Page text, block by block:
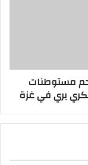
مستوطنات
بري في غزة